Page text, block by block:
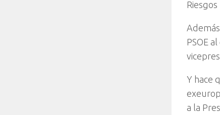
PSOE
Y hace
a la